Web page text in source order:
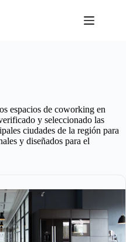
espacios de coworking en
y seleccionado las
ciudades de la región para
y diseñados para el